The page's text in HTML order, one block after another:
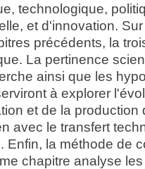
technologique,
et d'innovation.
précédents, la
La pertinence
ainsi que les
à explorer
et de la production
avec le transfert
Enfin, la méthode de
chapitre analyse